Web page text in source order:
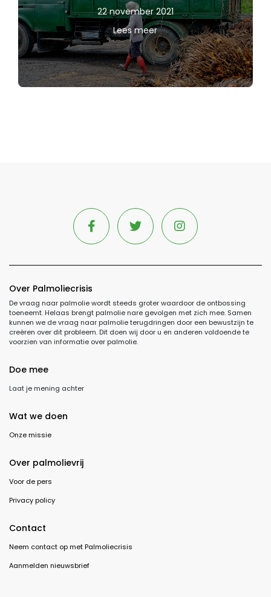
22 november 2021
Lees meer
Over Palmoliecrisis
De vraag naar palmolie wordt steeds groter waardoor de ontbossing
toeneemt. Helaas brengt palmolie nare gevolgen met zich mee. Samen
kunnen we de vraag naar palmolie terugdringen door een bewustzijn te
creëren over dit probleem. Dit doen wij door u en anderen voldoende te
voorzien van informatie over palmolie.
Doe mee
Laat je mening achter
Wat we doen
Onze missie
Over palmolievrij
Voor de pers
Privacy policy
Contact
Neem contact op met Palmoliecrisis
Aanmelden nieuwsbrief